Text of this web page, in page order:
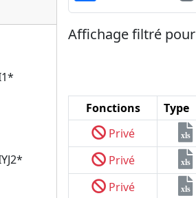
Affichage filtré pour
Fonctions Type
Privé
xls
Privé xls
Privé xls